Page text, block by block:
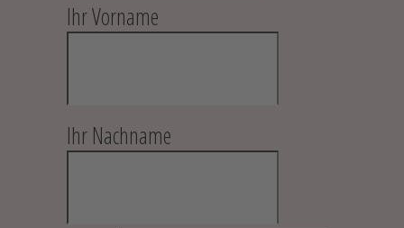
Ihr Vorname
Ihr Nachname